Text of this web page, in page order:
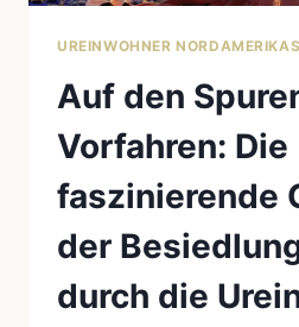
UREINWOHNER NORDAMERIKAS
Auf den
Vorfahren: Die
faszinierende
der
durch die